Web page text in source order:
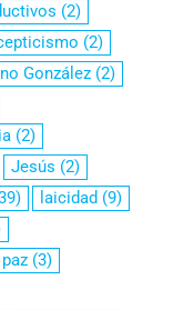
(2)
(2)
González (2)
(2)
Jesús (2)
laicidad (9)
paz (3)